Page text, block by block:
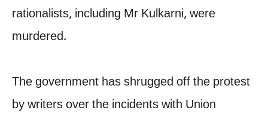
rationalists, including Mr Kulkarni, were
murdered.
The government has shrugged off the protest
by writers over the incidents with Union